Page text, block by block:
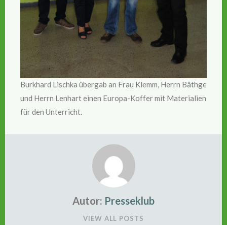
Burkhard Lischka übergab an Frau Klemm, Herrn Bäthge
und Herrn Lenhart einen Europa-Koffer mit Materialien
für den Unterricht.
Autor: Presseklub
VIEW ALL POSTS